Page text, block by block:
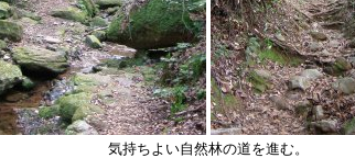
気持ちよい自然林の道を進む。